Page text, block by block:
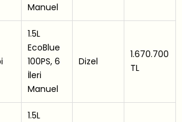
Manuel
1.5L
EcoBlue
100PS, 6
İleri
Manuel
Dizel
1.670.700
TL
1.5L